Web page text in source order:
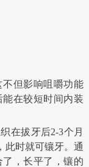
但影响咀嚼功能
在较短时间内装
在拔牙后2-3个月
此时就可镶牙。通
，长平了，镶的